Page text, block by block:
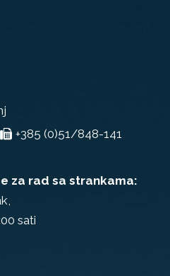
+385 (0)51/848-141
za rad sa strankama:
sati